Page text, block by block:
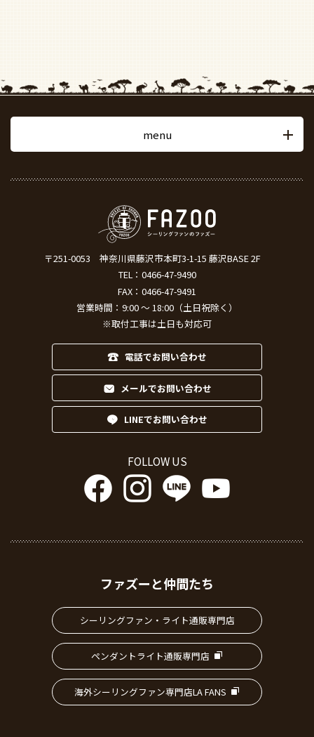
menu
〒251-0053
神奈川県藤沢市本町3-1-15 藤沢BASE 2F
TEL： 0466-47-9490
FAX：0466-47-9491
営業時間：9:00 ～ 18:00（土日祝除く）
※取付工事は土日も対応可
電話でお問い合わせ
メールでお問い合わせ
LINEでお問い合わせ
FOLLOW US
ファズーと仲間たち
シーリングファン・ライト通販専門店
ペンダントライト通販専門店
海外シーリングファン専門店LA FANS